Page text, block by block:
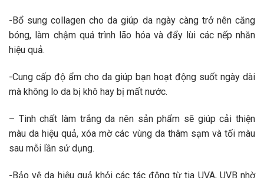
-Bổ sung collagen cho da giúp da ngày càng trở nên căng
bóng, làm chậm quá trình lão hóa và đẩy lùi các nếp nhăn
hiệu quả.
-Cung cấp độ ẩm cho da giúp bạn hoạt động suốt ngày dài
mà không lo da bị khô hay bị mất nước.
– Tinh chất làm trắng da nên sản phẩm sẽ giúp cải thiện
màu da hiệu quả, xóa mờ các vùng da thâm sạm và tối màu
sau mỗi lần sử dụng.
-Bảo vệ da hiệu quả khỏi các tác động từ tia UVA, UVB nhờ